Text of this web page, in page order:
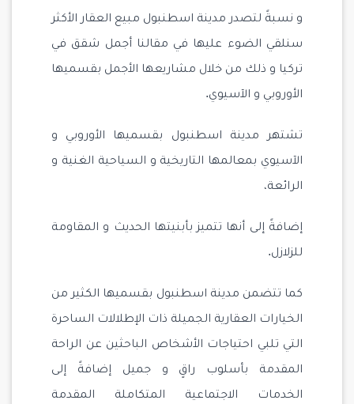
و نسبةً لتصدر مدينة اسطنبول مبيع العقار الأكثر
سنلقي الضوء عليها في مقالنا أجمل شقق في
تركيا و ذلك من خلال مشاريعها الأجمل بقسميها
الأوروبي و الآسيوي.
تشتهر مدينة اسطنبول بقسميها الأوروبي و
الآسيوي بمعالمها التاريخية و السياحية الغنية و
الرائعة،
إضافةً إلى أنها تتميز بأبنيتها الحديث و المقاومة
للزلازل.
كما تتضمن مدينة اسطنبول بقسميها الكثير من
الخيارات العقارية الجميلة ذات الإطلالات الساحرة
التي تلبي احتياجات الأشخاص الباحثين عن الراحة
المقدمة بأسلوب راقٍ و جميل إضافةً إلى
الخدمات الاجتماعية المتكاملة المقدمة